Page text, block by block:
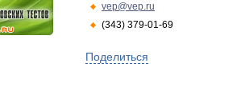
vep@vep.ru
(343) 379-01-69
Поделиться